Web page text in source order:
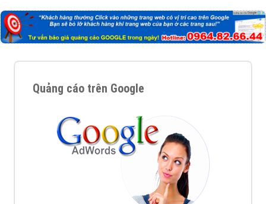
Quảng cáo trên Google